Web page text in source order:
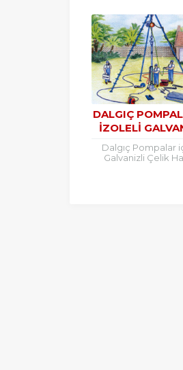
DALGIÇ
İZOLELI
HALATLAR,
Dalgıç Pompalar
Galvanizli Çelik